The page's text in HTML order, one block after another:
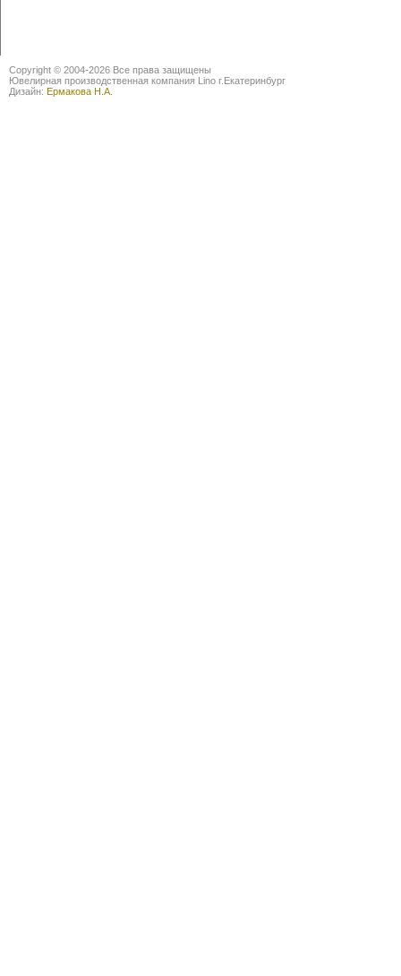
Copyright © 2004-2026 Все права защищены
Ювелирная производственная компания Lino г.Екатеринбург
Дизайн: Ермакова Н.А.